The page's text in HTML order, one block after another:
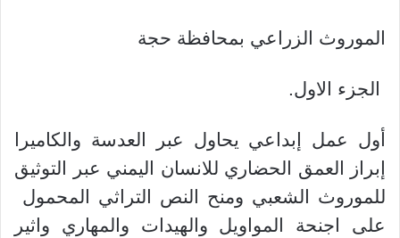
الموروث الزراعي بمحافظة حجة
الجزء الاول.
أول عمل إبداعي يحاول عبر العدسة والكاميرا
إبراز العمق الحضاري للانسان اليمني عبر التوثيق
للموروث الشعبي ومنح النص التراثي المحمول
على اجنحة المواويل والهيدات والمهاري واثير